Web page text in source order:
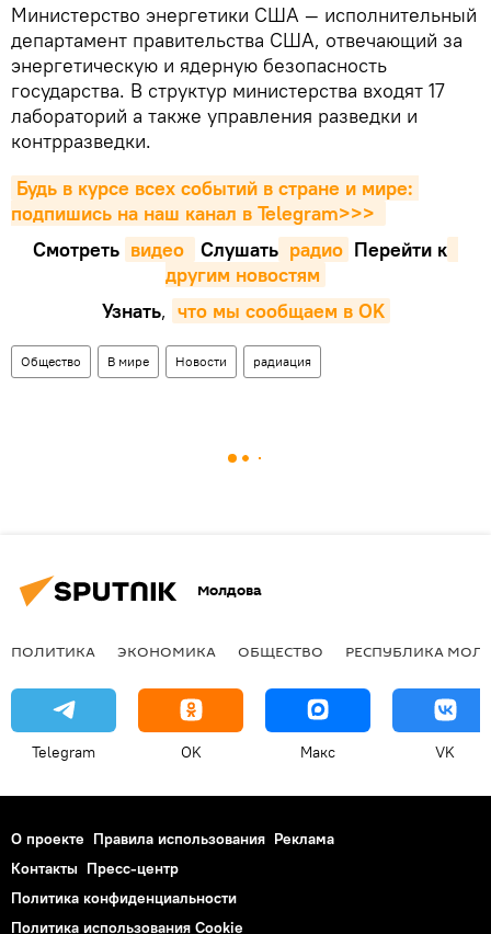
Министерство энергетики США — исполнительный
департамент правительства США, отвечающий за
энергетическую и ядерную безопасность
государства. В структур министерства входят 17
лабораторий а также управления разведки и
контрразведки.
Будь в курсе всех событий в стране и мире:
подпишись на наш канал в Telegram>>>
Смотреть видео Cлушать радио Перейти к
другим новостям
Узнать, что мы сообщаем в OK
Общество В мире Новости радиация
Молдова
ПОЛИТИКА ЭКОНОМИКА ОБЩЕСТВО РЕСПУБЛИКА
Telegram OK Макс VK
О проекте Правила использования Реклама
Контакты Пресс-центр
Политика конфиденциальности
Политика использования Cookie